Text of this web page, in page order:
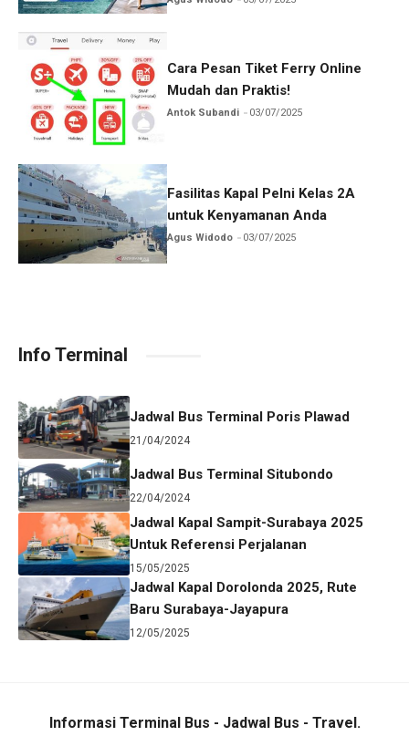
Cara Pesan Tiket Ferry Online
Mudah dan Praktis!
Antok Subandi 03/07/2025
Fasilitas Kapal Pelni Kelas 2A
untuk Kenyamanan Anda
Agus Widodo 03/07/2025
Info Terminal
Jadwal Bus Terminal Poris Plawad
21/04/2024
Jadwal Bus Terminal Situbondo
22/04/2024
Jadwal Kapal Sampit-Surabaya 2025
Untuk Referensi Perjalanan
15/05/2025
Jadwal Kapal Dorolonda 2025, Rute
Baru Surabaya-Jayapura
12/05/2025
Informasi Terminal Bus - Jadwal Bus - Travel.